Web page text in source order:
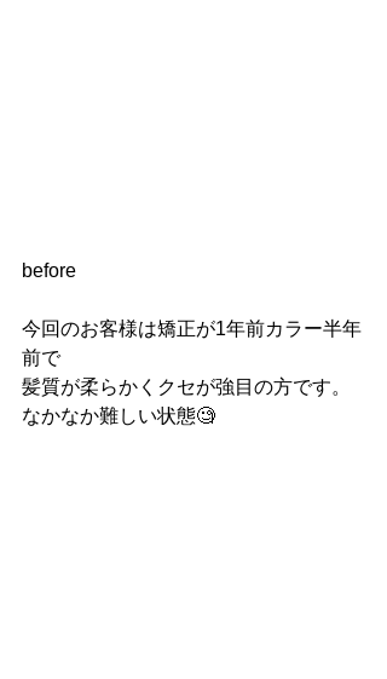
before
今回のお客様は矯正が1年前カラー半年
前で
髪質が柔らかくクセが強目の方です。
なかなか難しい状態🧐